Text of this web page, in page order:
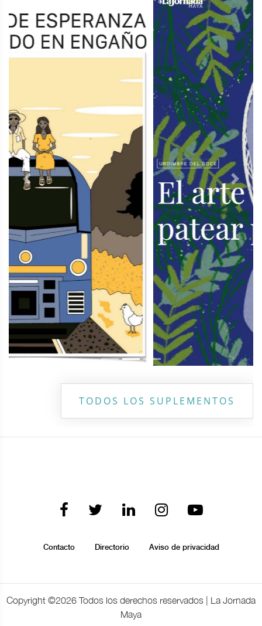
Previous Next
TODOS LOS SUPLEMENTOS
Contacto Directorio Aviso de privacidad
Copyright ©2026 Todos los derechos reservados | La Jornada
Maya